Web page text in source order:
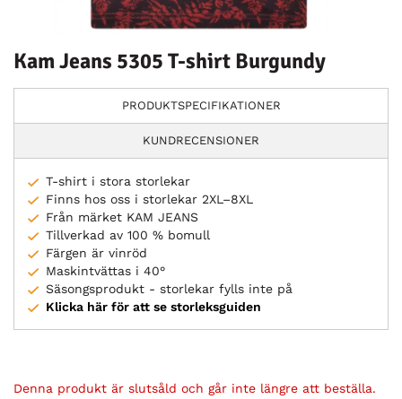
Kam Jeans 5305 T-shirt Burgundy
PRODUKTSPECIFIKATIONER
KUNDRECENSIONER
T-shirt i stora storlekar
Finns hos oss i storlekar 2XL–8XL
Från märket KAM JEANS
Tillverkad av 100 % bomull
Färgen är vinröd
Maskintvättas i 40°
Säsongsprodukt - storlekar fylls inte på
Klicka här för att se storleksguiden
Denna produkt är slutsåld och går inte längre att beställa.